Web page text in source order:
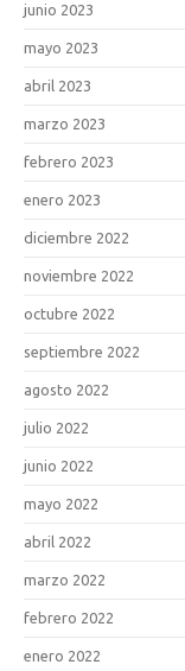
junio 2023
mayo 2023
abril 2023
marzo 2023
febrero 2023
enero 2023
diciembre 2022
noviembre 2022
octubre 2022
septiembre 2022
agosto 2022
julio 2022
junio 2022
mayo 2022
abril 2022
marzo 2022
febrero 2022
enero 2022